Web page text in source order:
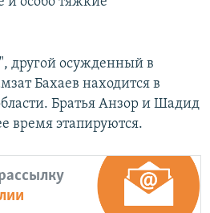
другой осужденный в
Бахаев находится в
Братья Анзор и Шадид
время этапируются.